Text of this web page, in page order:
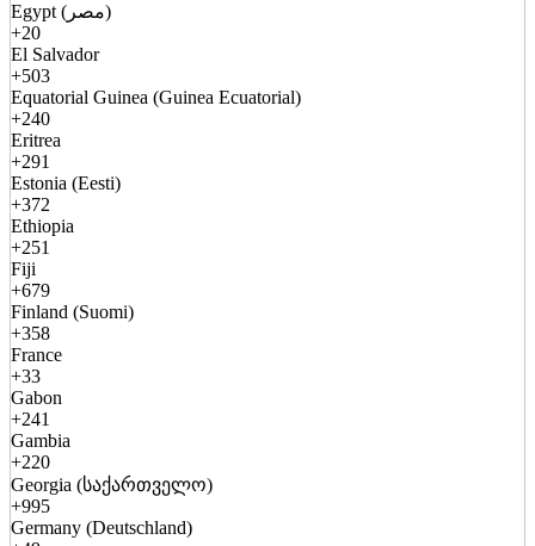
Egypt (مصر)
+20
El Salvador
+503
Equatorial Guinea (Guinea Ecuatorial)
+240
Eritrea
+291
Estonia (Eesti)
+372
Ethiopia
+251
Fiji
+679
Finland (Suomi)
+358
France
+33
Gabon
+241
Gambia
+220
Georgia (საქართველო)
+995
Germany (Deutschland)